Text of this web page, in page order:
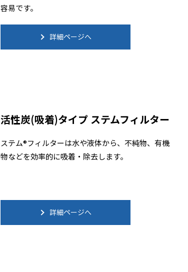
容易です。
詳細ページへ
活性炭(吸着)タイプ ステムフィルター
ステム®フィルターは水や液体から、不純物、有機
物などを効率的に吸着・除去します。
詳細ページへ